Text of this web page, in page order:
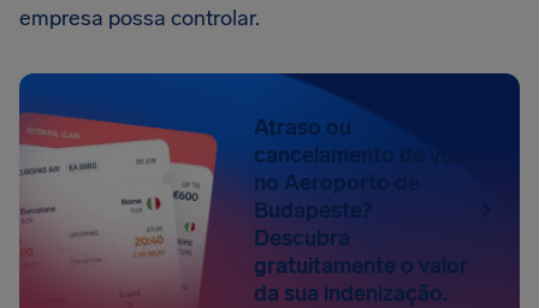
empresa possa controlar.
Atraso ou
cancelamento de voo
no Aeroporto de
Budapeste?
Descubra
gratuitamente o valor
da sua indenização.